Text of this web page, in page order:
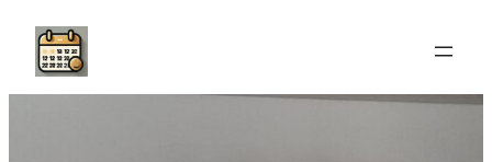
Aller
contenu